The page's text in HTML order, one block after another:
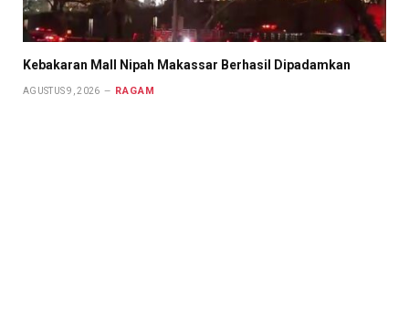
Kebakaran Mall Nipah Makassar Berhasil Dipadamkan
AGUSTUS 9, 2026 RAGAM